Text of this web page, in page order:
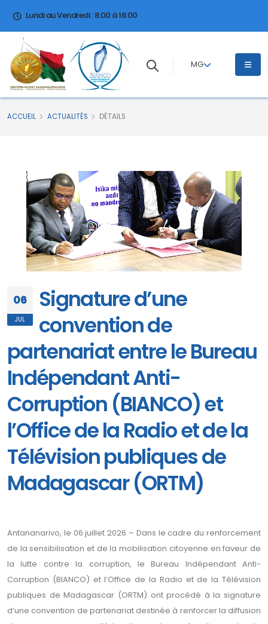
Lundi au Vendredi : 8:00 à 16:00
MG
ACCUEIL ACTUALITÉS DÉTAILS
06
JUL
Signature d’une
convention de
partenariat entre le Bureau
Indépendant Anti-
Corruption (BIANCO) et
l’Office de la Radio et de la
Télévision publiques de
Madagascar (ORTM)
Antananarivo, le 06 juillet 2026 – Dans le cadre du renforcement
de la sensibilisation et de la mobilisation citoyenne en faveur de
la lutte contre la corruption, le Bureau Indépendant Anti-
Corruption (BIANCO) et l’Office de la Radio et de la Télévision
publiques de Madagascar (ORTM) ont procédé à la signature
d’une convention de partenariat destinée à renforcer la diffusion